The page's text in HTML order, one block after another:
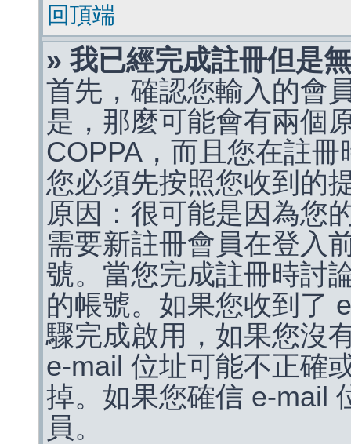
回頂端
» 我已經完成註冊但是
首先，確認您輸入的會
是，那麼可能會有兩個
COPPA，而且您在註
您必須先按照您收到的
原因：很可能是因為您
需要新註冊會員在登入
號。當您完成註冊時討
的帳號。如果您收到了
驟完成啟用，如果您沒
e-mail 位址可能不正確
掉。如果您確信 e-mail
員。